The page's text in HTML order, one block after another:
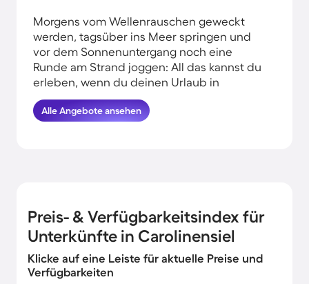
Morgens vom Wellenrauschen geweckt
werden, tagsüber ins Meer springen und
vor dem Sonnenuntergang noch eine
Runde am Strand joggen: All das kannst du
erleben, wenn du deinen Urlaub in
Strandnähe in Carolinensiel verbringst.
HomeToGo hat für dich die besten
Alle Angebote ansehen
Preis- & Verfügbarkeitsindex für
Unterkünfte in Carolinensiel
Klicke auf eine Leiste für aktuelle Preise und
Verfügbarkeiten